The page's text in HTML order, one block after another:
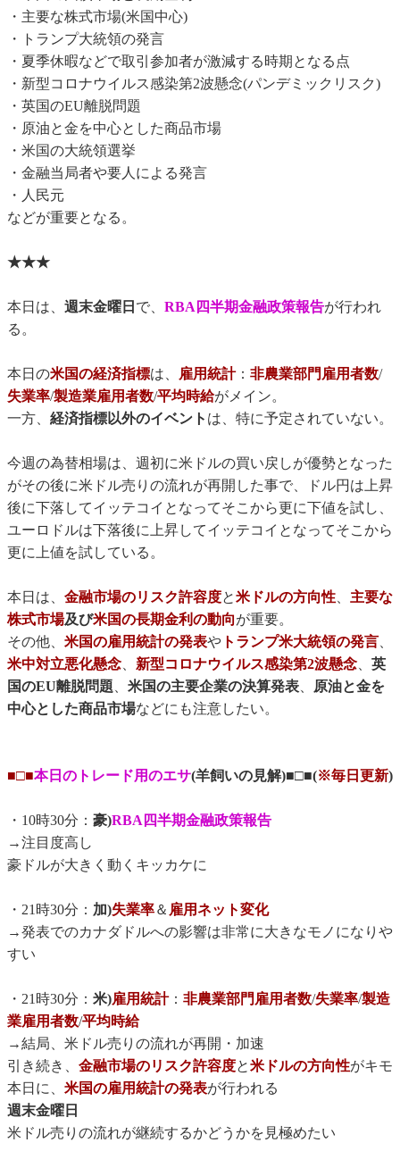
・主要な株式市場(米国中心)
・トランプ大統領の発言
・夏季休暇などで取引参加者が激減する時期となる点
・新型コロナウイルス感染第2波懸念(パンデミックリスク)
・英国のEU離脱問題
・原油と金を中心とした商品市場
・米国の大統領選挙
・金融当局者や要人による発言
・人民元
などが重要となる。
★★★
本日は、 週末金曜日 で、 RBA四半期金融政策報告が行われ
る。
本日の米国の経済指標は、 雇用統計： 非農業部門雇用者数/
失業率/製造業雇用者数/平均時給がメイン。
一方、 経済指標以外のイベント は、特に予定されていない。
今週の為替相場は、週初に米ドルの買い戻しが優勢となった
がその後に米ドル売りの流れが再開した事で、ドル円は上昇
後に下落してイッテコイとなってそこから更に下値を試し、
ユーロドルは下落後に上昇してイッテコイとなってそこから
更に上値を試している。
本日は、 金融市場のリスク許容度と米ドルの方向性、 主要な
株式市場及び米国の長期金利の動向が重要。
その他、 米国の雇用統計の発表や トランプ米大統領の発言、
米中対立悪化懸念、 新型コロナウイルス感染第2波懸念、 英
国のEU離脱問題、 米国の主要企業の決算発表、 原油と金を
中心とした商品市場などにも注意したい。
■□■本日のトレード用のエサ(羊飼いの見解)■□■(※毎日更新)
・10時30分： 豪)RBA四半期金融政策報告
→注目度高し
豪ドルが大きく動くキッカケに
・21時30分： 加)失業率＆ 雇用ネット変化
→発表でのカナダドルへの影響は非常に大きなモノになりや
すい
・21時30分： 米)雇用統計： 非農業部門雇用者数/失業率/製造
業雇用者数/平均時給
→結局、米ドル売りの流れが再開・加速
引き続き、 金融市場のリスク許容度と米ドルの方向性がキモ
本日に、 米国の雇用統計の発表が行われる
週末金曜日
米ドル売りの流れが継続するかどうかを見極めたい